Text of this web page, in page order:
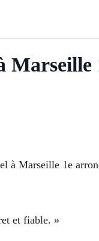
Marseille
à Marseille 1e
et fiable. »